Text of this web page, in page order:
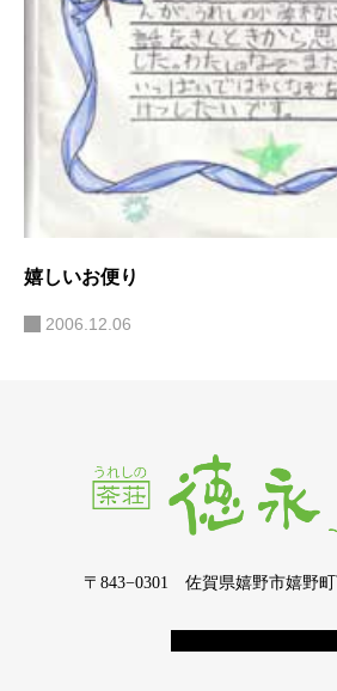
嬉しいお便り
2006.12.06
〒843−0301 佐賀県嬉野市嬉野